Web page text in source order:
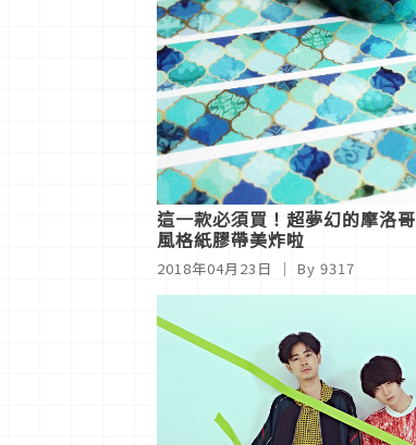
這一款必須買！超夢幻的摩洛哥
風格紙膠帶美炸啦
2018年04月23日 ｜ By 9317